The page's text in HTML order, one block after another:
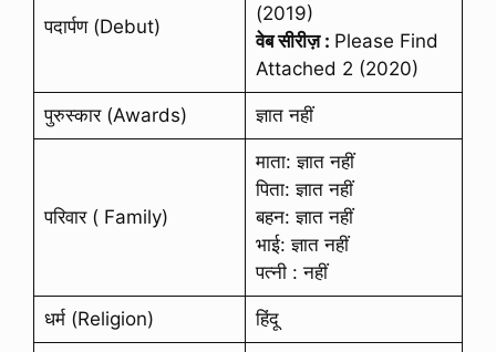
पदार्पण (Debut)
(2019)
वेब सीरीज़ : Please Find
Attached 2 (2020)
पुरुस्कार (Awards) ज्ञात नहीं
परिवार ( Family)
माता: ज्ञात नहीं
पिता: ज्ञात नहीं
बहन: ज्ञात नहीं
भाई: ज्ञात नहीं
पत्नी : नहीं
धर्म (Religion) हिंदू